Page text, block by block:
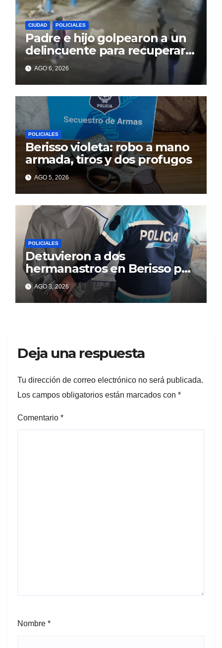
CIUDAD POLICIALES
Padre e hijo golpearon a un
delincuente para recuperar
un celular robado en Berisso
AGO 6, 2026
POLICIALES
Berisso violeta: robo a mano
armada, tiros y dos profugos
AGO 5, 2026
POLICIALES
Detuvieron a dos
hermanastros en Berisso por
matar a puñaladas a un
tatuador
AGO 3, 2026
Deja una respuesta
Tu dirección de correo electrónico no será publicada.
Los campos obligatorios están marcados con *
Comentario *
Nombre *